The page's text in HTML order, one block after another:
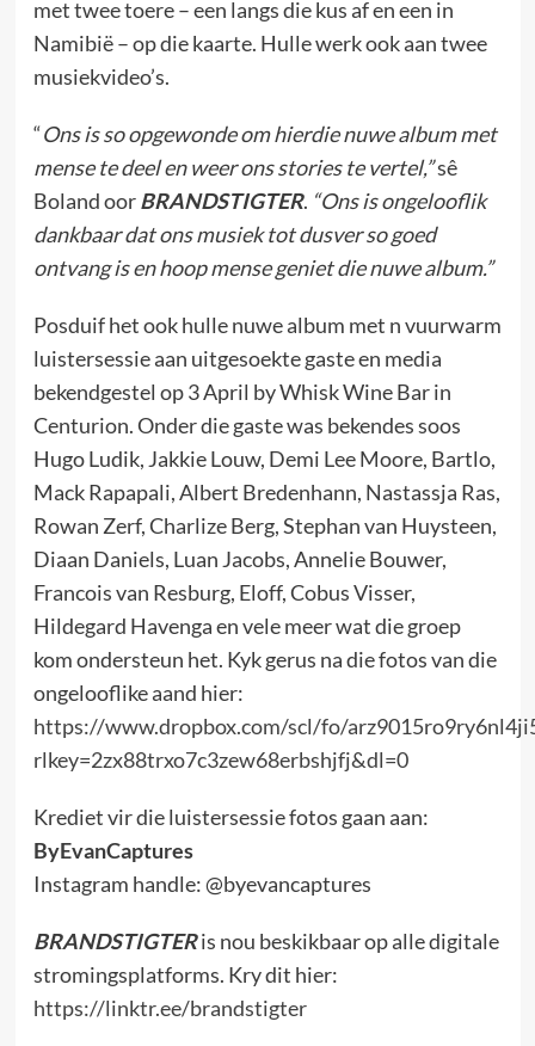
met twee toere – een langs die kus af en een in
Namibië – op die kaarte. Hulle werk ook aan twee
musiekvideo’s.
“Ons is so opgewonde om hierdie nuwe album met
mense te deel en weer ons stories te vertel,”sê
Boland oorBRANDSTIGTER. “Ons is ongelooflik
dankbaar dat ons musiek tot dusver so goed
ontvang is en hoop mense geniet die nuwe album.”
Posduif het ook hulle nuwe album met n vuurwarm
luistersessie aan uitgesoekte gaste en media
bekendgestel op 3 April by Whisk Wine Bar in
Centurion. Onder die gaste was bekendes soos
Hugo Ludik, Jakkie Louw, Demi Lee Moore, Bartlo,
Mack Rapapali, Albert Bredenhann, Nastassja Ras,
Rowan Zerf, Charlize Berg, Stephan van Huysteen,
Diaan Daniels, Luan Jacobs, Annelie Bouwer,
Francois van Resburg, Eloff, Cobus Visser,
Hildegard Havenga en vele meer wat die groep
kom ondersteun het. Kyk gerus na die fotos van die
ongelooflike aand hier:
https://www.dropbox.com/scl/fo/
rlkey=2zx88trxo7c3zew68erbshjfj&dl=0
Krediet vir die luistersessie fotos gaan aan:
ByEvanCaptures
Instagram handle: @byevancaptures
BRANDSTIGTERis nou beskikbaar op alle digitale
stromingsplatforms. Kry dit hier:
https://linktr.ee/brandstigter